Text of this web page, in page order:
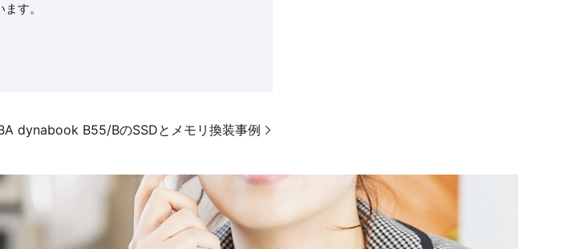
す。
dynabook B55/BのSSDとメモリ換装事例